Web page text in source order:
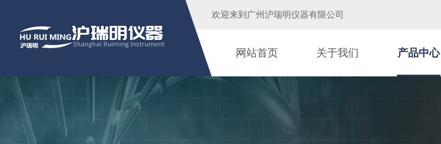
欢迎来到广州沪瑞明仪器有限公司
网站首页 关于我们 产品中心